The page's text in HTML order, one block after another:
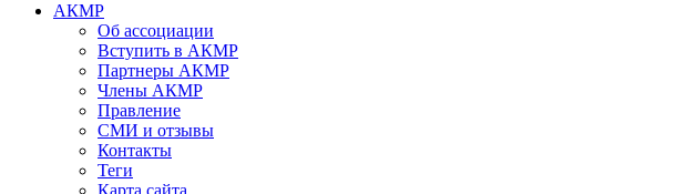
АКМР
Об ассоциации
Вступить в АКМР
Партнеры АКМР
Члены АКМР
Правление
СМИ и отзывы
Контакты
Теги